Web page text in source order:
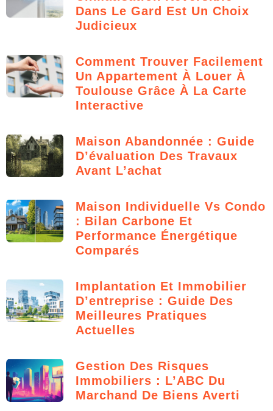
Dans Le Gard Est Un Choix
Judicieux
Comment Trouver Facilement
Un Appartement À Louer À
Toulouse Grâce À La Carte
Interactive
Maison Abandonnée : Guide
D’évaluation Des Travaux
Avant L’achat
Maison Individuelle Vs Condo
: Bilan Carbone Et
Performance Énergétique
Comparés
Implantation Et Immobilier
D’entreprise : Guide Des
Meilleures Pratiques
Actuelles
Gestion Des Risques
Immobiliers : L’ABC Du
Marchand De Biens Averti